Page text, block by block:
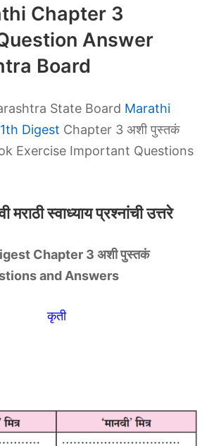
Chapter 3
Answer
Board
State Board Marathi
Digest Chapter 3 अशी पुस्तकं
Exercise Important Questions
स्वाध्याय प्रश्नांची उत्तरे
Chapter 3 अशी पुस्तकं
and Answers
कृती